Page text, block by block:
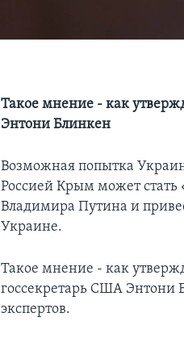
Такое мнение - как
Энтони Блинкен
Возможная попытка
Россией Крым может стать
Владимира Путина и
Украине.
Такое мнение - как
госсекретарь США Энтони
экспертов.